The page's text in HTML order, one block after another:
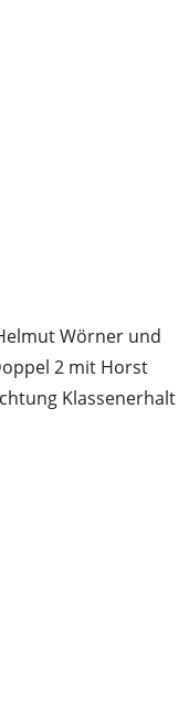
Wörner und
2 mit Horst
Klassenerhalt